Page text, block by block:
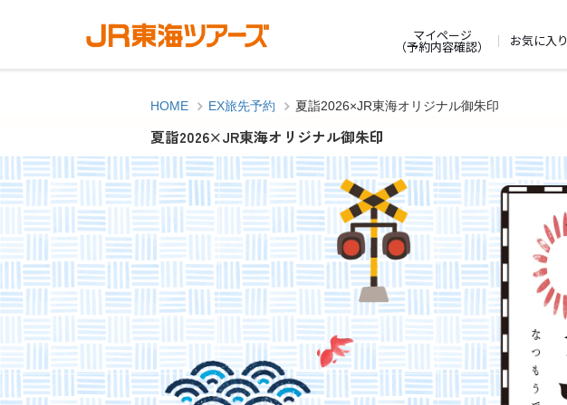
マイページ
（予約内容確認）
お気に入り
HOME EX旅先予約 夏詣2026×JR東海オリジナル御朱印
夏詣2026×JR東海オリジナル御朱印